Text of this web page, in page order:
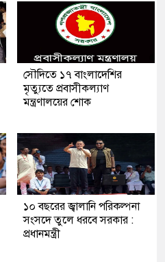
সৌ‌দিতে ১৭ বাংলাদেশির
মৃত্যুতে প্রবাসীকল্যাণ
মন্ত্রণালয়ের শোক
১০ বছরের জ্বালানি পরিকল্পনা
সংসদে তুলে ধরবে সরকার :
প্রধানমন্ত্রী